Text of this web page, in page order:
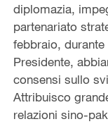
diplomazia,
partenariato
febbraio,
Presidente,
consensi sullo
Attribuisco
relazioni sino-